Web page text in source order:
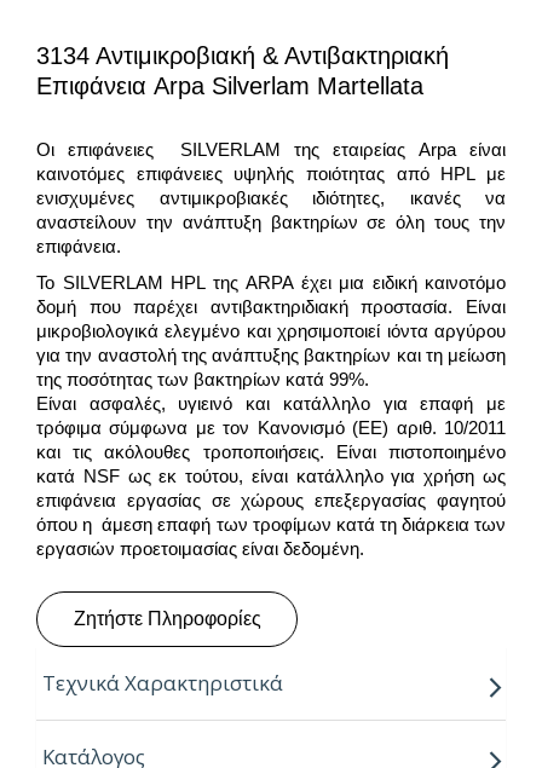
3134 Αντιμικροβιακή & Αντιβακτηριακή
Επιφάνεια Arpa Silverlam Martellata
Οι επιφάνειες SILVERLAM της εταιρείας Arpa είναι
καινοτόμες επιφάνειες υψηλής ποιότητας από HPL με
ενισχυμένες αντιμικροβιακές ιδιότητες, ικανές να
αναστείλουν την ανάπτυξη βακτηρίων σε όλη τους την
επιφάνεια.
Το SILVERLAM HPL της ARPA έχει μια ειδική καινοτόμο
δομή που παρέχει αντιβακτηριδιακή προστασία. Είναι
μικροβιολογικά ελεγμένο και χρησιμοποιεί ιόντα αργύρου
για την αναστολή της ανάπτυξης βακτηρίων και τη μείωση
της ποσότητας των βακτηρίων κατά 99%.
Είναι ασφαλές, υγιεινό και κατάλληλο για επαφή με
τρόφιμα σύμφωνα με τον Κανονισμό (ΕΕ) αριθ. 10/2011
και τις ακόλουθες τροποποιήσεις. Είναι πιστοποιημένο
κατά NSF ως εκ τούτου, είναι κατάλληλο για χρήση ως
επιφάνεια εργασίας σε χώρους επεξεργασίας φαγητού
όπου η άμεση επαφή των τροφίμων κατά τη διάρκεια των
εργασιών προετοιμασίας είναι δεδομένη.
Ζητήστε Πληροφορίες
Τεχνικά Χαρακτηριστικά
“Για την παραγωγή τους, η Arpa χρησιμοποιεί την
Κατάλογος